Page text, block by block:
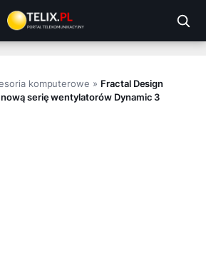
komputerowe » Fractal Design
serię wentylatorów Dynamic 3